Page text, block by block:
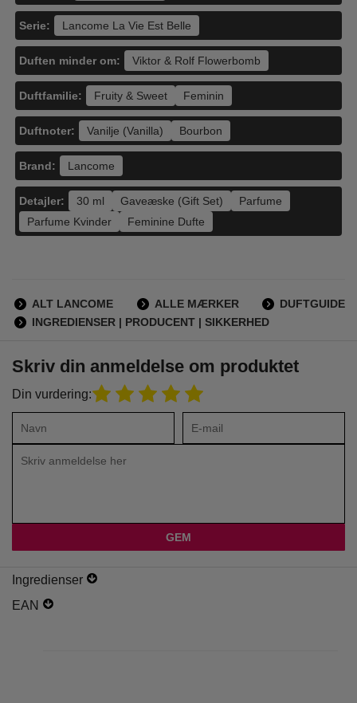
Serie: Lancome La Vie Est Belle
Duftfamilie: Fruity & Sweet Feminin
Duftnoter: Vanilje (Vanilla) Bourbon
Brand: Lancome
Duften minder om: Viktor & Rolf Flowerbomb
Detajler: 30 ml Gaveæske (Gift Set)
Parfume
Parfume Kvinder
Feminine Dufte
ALT LANCOME ALLE MÆRKER
DUFTGUIDE
INGREDIENSER | PRODUCENT | SIKKERHED
Skriv din anmeldelse om produktet
Din vurdering:
Ingredienser
EAN